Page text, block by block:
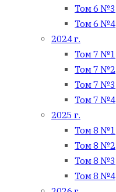
Том 6 №3
Том 6 №4
2024 г.
Том 7 №1
Том 7 №2
Том 7 №3
Том 7 №4
2025 г.
Том 8 №1
Том 8 №2
Том 8 №3
Том 8 №4